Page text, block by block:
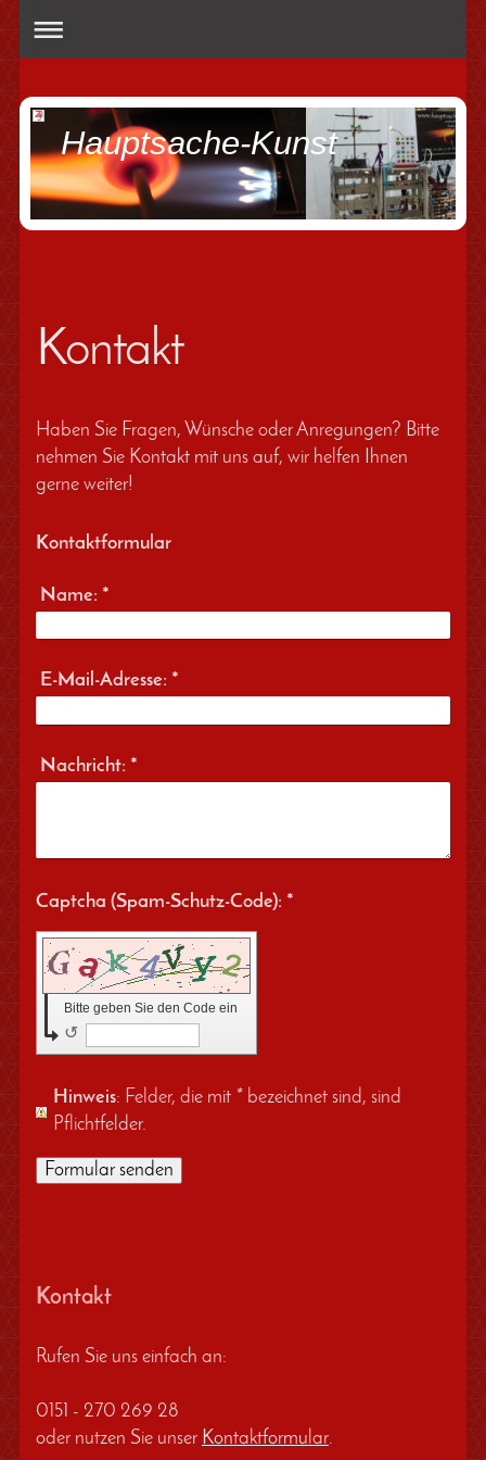
Hauptsache-Kunst
Kontakt
Haben Sie Fragen, Wünsche oder Anregungen? Bitte
nehmen Sie Kontakt mit uns auf, wir helfen Ihnen
gerne weiter!
Kontaktformular
Name: *
E-Mail-Adresse: *
Nachricht: *
Captcha (Spam-Schutz-Code): *
Bitte geben Sie den Code ein
↺
Hinweis : Felder, die mit *bezeichnet sind, sind
Pflichtfelder.
Kontakt
Rufen Sie uns einfach an:
0151 - 270 269 28
oder nutzen Sie unser Kontaktformular.